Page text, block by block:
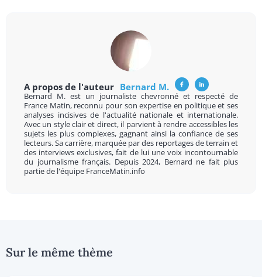
A propos de l'auteur Bernard M.
Bernard M. est un journaliste chevronné et respecté de
France Matin, reconnu pour son expertise en politique et ses
analyses incisives de l'actualité nationale et internationale.
Avec un style clair et direct, il parvient à rendre accessibles les
sujets les plus complexes, gagnant ainsi la confiance de ses
lecteurs. Sa carrière, marquée par des reportages de terrain et
des interviews exclusives, fait de lui une voix incontournable
du journalisme français. Depuis 2024, Bernard ne fait plus
partie de l'équipe FranceMatin.info
Sur le même thème